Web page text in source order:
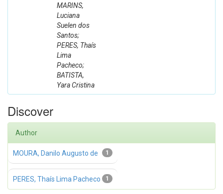
MARINS,
Luciana
Suelen dos
Santos;
PERES, Thaís
Lima
Pacheco;
BATISTA,
Yara Cristina
Discover
Author
1
MOURA, Danilo Augusto de
1
PERES, Thaís Lima Pacheco